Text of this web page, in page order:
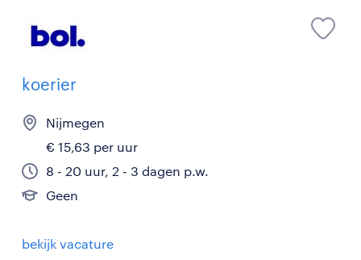
koerier
Nijmegen
€ 15,63 per uur
8 - 20 uur, 2 - 3 dagen p.w.
Geen
bekijk vacature